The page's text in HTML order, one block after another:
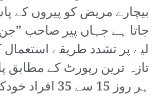
بیچارے مریض کو پیروں کے
جاتا ہے جہاں پیر صاحب ”جن
لیے پر تشدد طریقے
تازہ ترین رپورٹ کے مطابق
ہر روز 15 سے 35